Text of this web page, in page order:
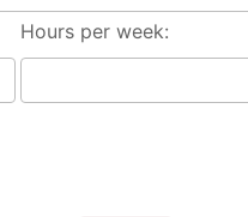
Hours per week: